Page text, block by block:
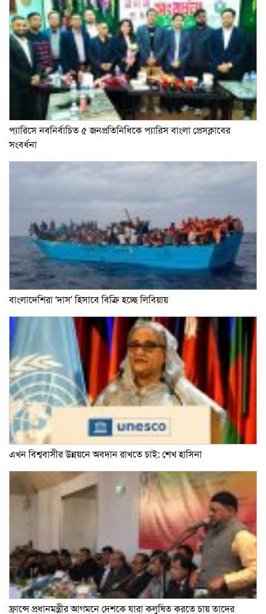
প্যারিসে নবনির্বাচিত ৫ জনপ্রতিনিধিকে প্যারিস বাংলা প্রেসক্লাবের
সংবর্ধনা
বাংলাদেশিরা ‘দাস’ হিসাবে বিক্রি হচ্ছে লিবিয়ায়
এখন বিশ্ববাসীর উন্নয়নে অবদান রাখতে চাই: শেখ হাসিনা
ফ্রান্সে প্রধানমন্ত্রীর আগমনে দেশকে যারা কলুষিত করতে চায় তাদের